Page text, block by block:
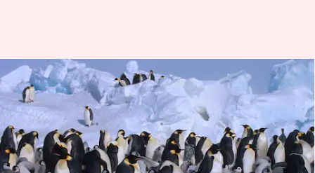
Adaptasi Unik dari Penguin
dengan Iklim yang Dingin
menulis Handoko May 19, 2025 10:25 am
Apa ceritanya